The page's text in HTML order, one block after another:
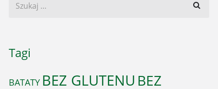
Tagi
BATATY BEZ GLUTENU BEZ